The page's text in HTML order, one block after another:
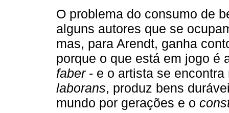
O problema do consumo de
alguns autores que se
mas, para Arendt, ganha
porque o que está em jogo é
faber- e o artista se
laborans, produz bens
mundo por gerações e o